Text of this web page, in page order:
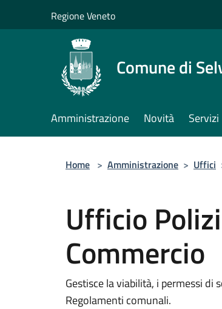
Regione Veneto
Comune di
Amministrazione Novità Servizi
Home > Amministrazione > Uffici
Ufficio
Commercio
Gestisce la viabilità, i permessi di
Regolamenti comunali.